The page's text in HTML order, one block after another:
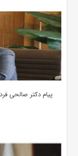
پیام دکتر صالحی